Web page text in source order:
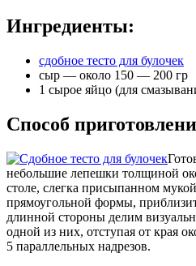
Ингредиенты:
сдобное тесто для булочек
сыр — около 150 — 200 гр
1 сырое яйцо (для
Способ
небольшие лепешки толщиной
столе, слегка присыпанном
прямоугольной формы,
длинной стороны делим
одной из них, отступая от края
5 параллельных надрезов.